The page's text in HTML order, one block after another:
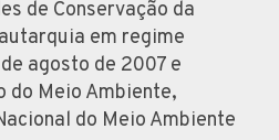
de Conservação da
em regime
agosto de 2007 e
do Meio Ambiente,
do Meio Ambiente